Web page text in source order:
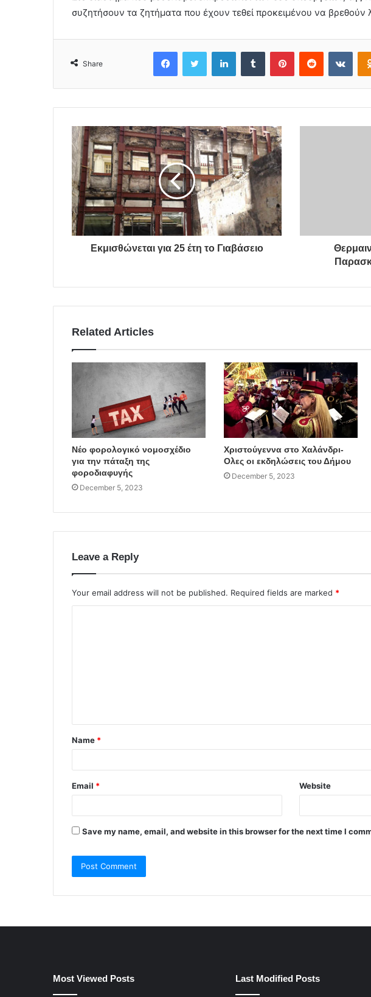
συζητήσουν τα ζητήματα που έχουν τεθεί προκειμένου να βρεθούν
Share
Εκμισθώνεται για 25 έτη το Γιαβάσειο
Related Articles
Νέο φορολογικό νομοσχέδιο
για την πάταξη της
φοροδιαφυγής
December 5, 2023
Χριστούγεννα στο Χαλάνδρι-
Ολες οι εκδηλώσεις του Δήμου
December 5, 2023
Leave a Reply
Your email address will not be published. Required fields are marked *
t
*
Name *
Email * Website
Save my name, email, and website in this browser for the next time I
Most Viewed Posts Last Modified Posts